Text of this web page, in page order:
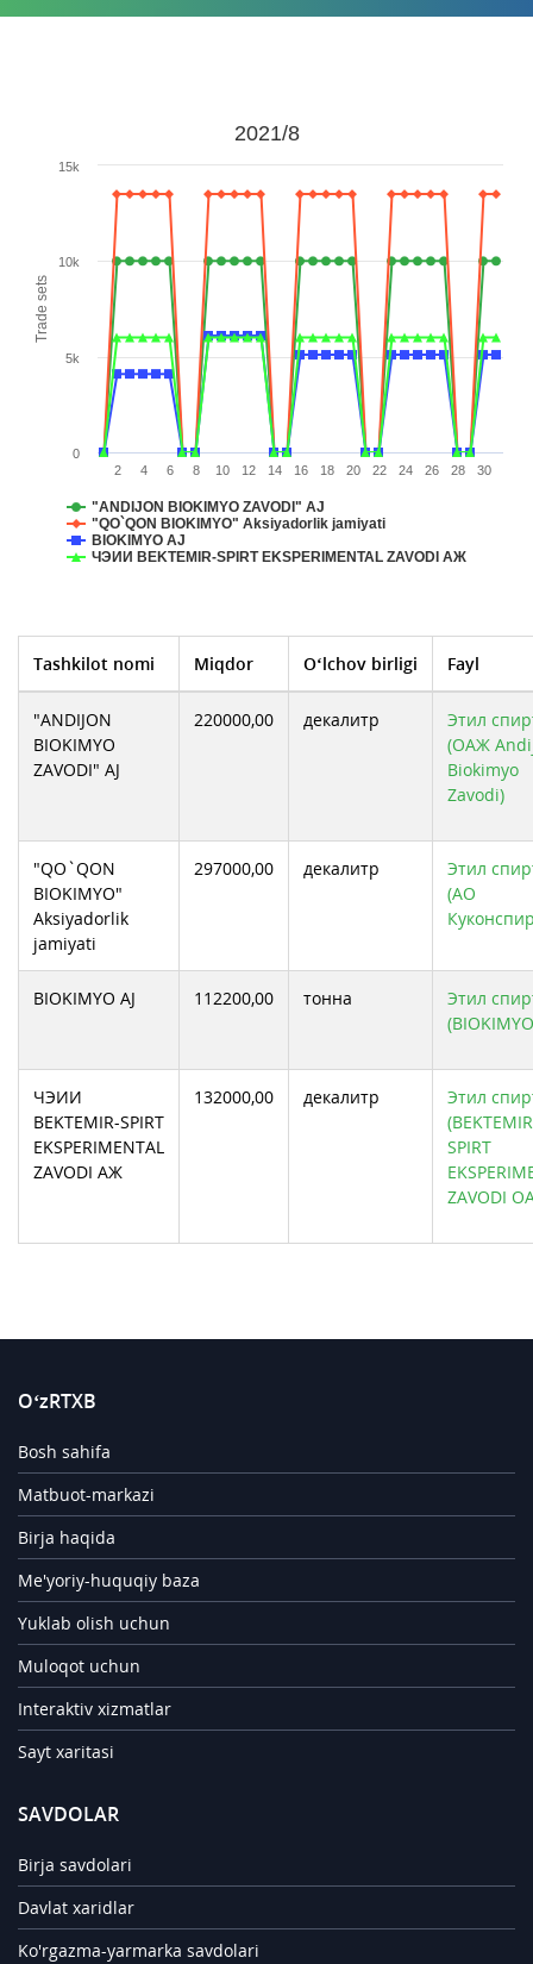
Trade sets
2021/8
"ANDIJON BIOKIMYO ZAVODI" AJ
"QO`QON BIOKIMYO" Aksiyadorlik jamiyati
BIOKIMYO AJ
ЧЭИИ BEKTEMIR-SPIRT EKSPERIMENTAL ZAVODI АЖ
2 4 6 8 10 12 14 16 18 20 22 24 26 28 30
0
5k
10k
15k
Tashkilot nomi Miqdor O‘lchov birligi Fayl
"ANDIJON
BIOKIMYO
ZAVODI" AJ
220000,00 декалитр
Этил
(ОАЖ
Biokimyo
Zavodi)
"QO`QON
BIOKIMYO"
Aksiyadorlik
jamiyati
297000,00 декалитр
Этил
(АО
BIOKIMYO AJ 112200,00 тонна
Этил
ЧЭИИ
BEKTEMIR-SPIRT
EKSPERIMENTAL
ZAVODI АЖ
132000,00 декалитр
Этил
SPIRT
ZAVODI
O‘zRTXB
Bosh sahifa
Matbuot-markazi
Birja haqida
Me'yoriy-huquqiy baza
Yuklab olish uchun
Muloqot uchun
Interaktiv xizmatlar
Sayt xaritasi
SAVDOLAR
Birja savdolari
Davlat xaridlar
Ko'rgazma-yarmarka savdolari